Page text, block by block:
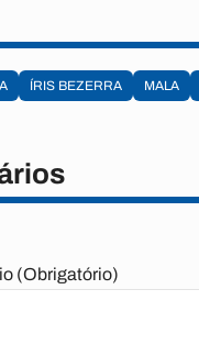
ÍRIS BEZERRA MALA
(Obrigatório)